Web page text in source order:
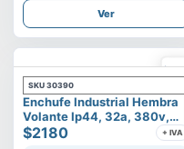
Ver
SKU 30390
Enchufe Industrial Hembra
Volante Ip44, 32a, 380v,
3p+t
$2180 + IVA